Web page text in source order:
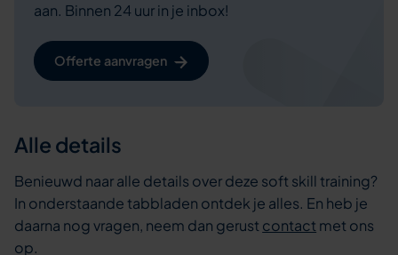
aan. Binnen 24 uur in je inbox!
Offerte aanvragen
Alle details
Benieuwd naar alle details over deze soft skill training?
In onderstaande tabbladen ontdek je alles. En heb je
daarna nog vragen, neem dan gerust contact met ons
op.